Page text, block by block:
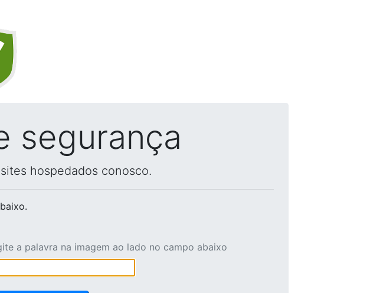
segurança
hospedados conosco.
a palavra na imagem ao lado no campo abaixo